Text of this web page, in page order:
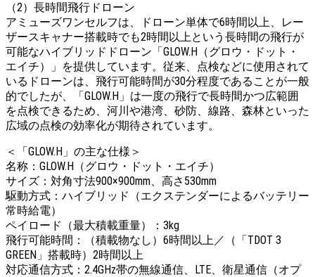
（2）長時間飛行ドローン
アミューズワンセルフは、ドローン単体で6時間以上、レー
ザースキャナー搭載時でも2時間以上という長時間の飛行が
可能なハイブリッドドローン「GLOW.H（グロウ・ドット・
エイチ）」を提供しています。従来、点検などに使用されて
いるドローンは、飛行可能時間が30分程度であることが一般
的でしたが、「GLOW.H」は一度の飛行で長時間かつ広範囲
を点検できるため、河川や港湾、砂防、線路、森林といった
広域の点検の効率化が期待されています。
＜「GLOW.H」の主な仕様＞
名称：GLOW.H（グロウ・ドット・エイチ）
サイズ：対角寸法900×900mm、高さ530mm
駆動方式：ハイブリッド（エクステンダーによるバッテリー
常時給電）
ペイロード（最大積載重量）：3kg
飛行可能時間：（積載物なし）6時間以上／（「TDOT 3
GREEN」搭載時）2時間以上
対応通信方式：2.4GHz帯の無線通信、LTE、衛星通信（オプ